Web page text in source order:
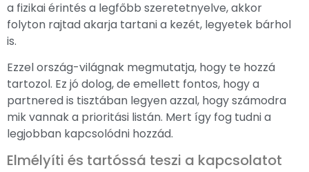
a fizikai érintés a legfőbb szeretetnyelve, akkor
folyton rajtad akarja tartani a kezét, legyetek bárhol
is.
Ezzel ország-világnak megmutatja, hogy te hozzá
tartozol. Ez jó dolog, de emellett fontos, hogy a
partnered is tisztában legyen azzal, hogy számodra
mik vannak a prioritási listán. Mert így fog tudni a
legjobban kapcsolódni hozzád.
Elmélyíti és tartóssá teszi a kapcsolatot